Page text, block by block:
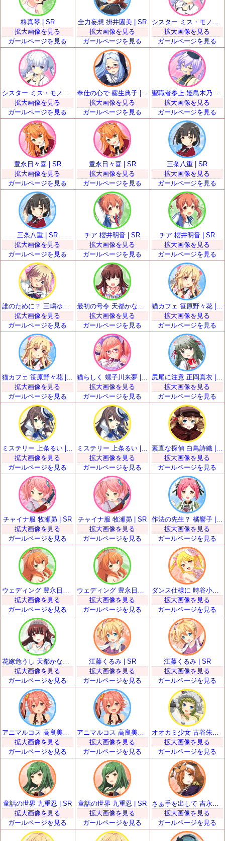
柊真琴 | SR
拡大画像を見る
ガールページを見る
全力妄想 掛井園美 | SR
拡大画像を見る
ガールページを見る
拡大画像を見る
ガールページを見る
拡大画像を見る
ガールページを見る
奉仕の心で 霧生典子 | SR
拡大画像を見る
ガールページを見る
拡大画像を見る
ガールページを見る
豊永日々喜 | SR
拡大画像を見る
ガールページを見る
豊永日々喜 | SR
拡大画像を見る
ガールページを見る
三条八重 | SR
拡大画像を見る
ガールページを見る
三条八重 | SR
拡大画像を見る
ガールページを見る
チア 櫻井明音 | SR
拡大画像を見る
ガールページを見る
チア 櫻井明音 | SR
拡大画像を見る
ガールページを見る
拡大画像を見る
ガールページを見る
拡大画像を見る
ガールページを見る
猫カフェ 笹原野々花 | SR
拡大画像を見る
ガールページを見る
拡大画像を見る
ガールページを見る
猫らしく 螺子川来夢 | SR
拡大画像を見る
ガールページを見る
尻尾に注意 正岡真衣 | SR
拡大画像を見る
ガールページを見る
拡大画像を見る
ガールページを見る
ミステリー 上条るい | SR
拡大画像を見る
ガールページを見る
素直な探偵 白鳥詩織 | SR
拡大画像を見る
ガールページを見る
チャイナ服 牧瀬昴 | SR
拡大画像を見る
ガールページを見る
チャイナ服 牧瀬昴 | SR
拡大画像を見る
ガールページを見る
作法の先生？ 橘響子 | SR
拡大画像を見る
ガールページを見る
拡大画像を見る
ガールページを見る
拡大画像を見る
ガールページを見る
ダンス仕様に 時谷小瑠璃 | SR
拡大画像を見る
ガールページを見る
拡大画像を見る
ガールページを見る
江藤くるみ | SR
拡大画像を見る
ガールページを見る
江藤くるみ | SR
拡大画像を見る
ガールページを見る
拡大画像を見る
ガールページを見る
アニマルコス 高良美空 | SR
拡大画像を見る
ガールページを見る
オオカミ少女 古谷朱里 | SR
拡大画像を見る
ガールページを見る
童話の世界 九重忍 | SR
拡大画像を見る
ガールページを見る
童話の世界 九重忍 | SR
拡大画像を見る
ガールページを見る
拡大画像を見る
ガールページを見る